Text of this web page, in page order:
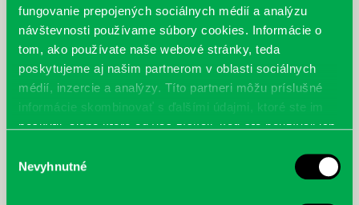
fungovanie prepojených sociálnych médií a analýzu
návštevnosti používame súbory cookies. Informácie o
tom, ako používate naše webové stránky, teda
poskytujeme aj našim partnerom v oblasti sociálnych
médií, inzercie a analýzy. Títo partneri môžu príslušné
informácie skombinovať s ďalšími údajmi, ktoré ste im
poskytli, alebo ktoré od vás získali, keď ste používali ich
súhlasu
Nevyhnutné
Michael Byrne
Milióny v kapse
Kai Meyer
Arkádia: Pád